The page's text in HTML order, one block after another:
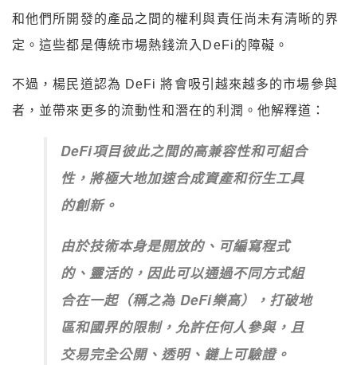
和他們所開發的產品之間的權利與責任尚未有清晰的界
定。這些都是傳統市場熱錢流入DeFi的障礙。
不過，楊民道認為 DeFi 將會吸引越來越多的市場參與
者，並帶來更多的流動性和潛在的利潤。他解釋道：
DeFi項目彼此之間的高兼容性和可組合
性，將極大地加速合成資產和衍生工具
的創新。
由於技術本身是開放的、可編寫程式
的、靈活的，因此可以通過不同方式組
合在一起（稱之為 DeFi樂高），打破地
區和國界的限制，允許任何人參與，且
交易完全公開、透明、鏈上可驗證。